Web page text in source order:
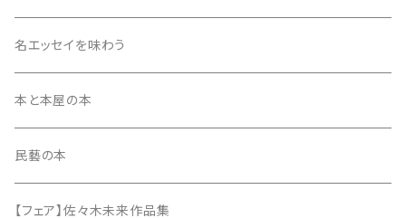
同人誌・リトルプレス
名エッセイを味わう
本と本屋の本
民藝の本
【フェア】佐々木未来作品集